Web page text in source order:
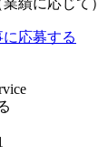
績に応じて）
に応募する